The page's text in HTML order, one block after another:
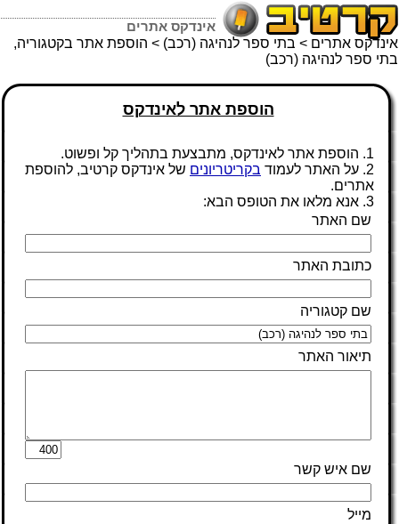
אינדקס אתרים
אינדקס אתרים > בתי ספר לנהיגה (רכב) > הוספת אתר בקטגוריה,
בתי ספר לנהיגה (רכב)
הוספת אתר לאינדקס
1. הוספת אתר לאינדקס, מתבצעת בתהליך קל ופשוט.
2. על האתר לעמוד
בקריטריונים של אינדקס קרטיב, להוספת
אתרים.
3. אנא מלאו את הטופס הבא:
שם האתר
כתובת האתר
שם קטגוריה
תיאור האתר
שם איש קשר
מייל